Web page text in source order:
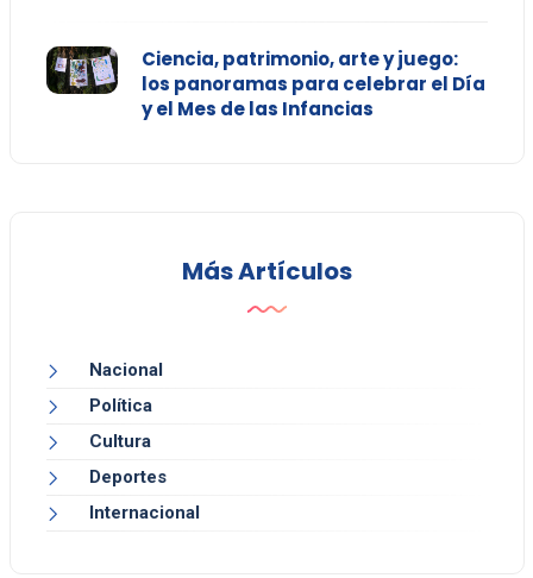
Ciencia, patrimonio, arte y juego:
los panoramas para celebrar el Día
y el Mes de las Infancias
Más Artículos
Nacional
Política
Cultura
Deportes
Internacional